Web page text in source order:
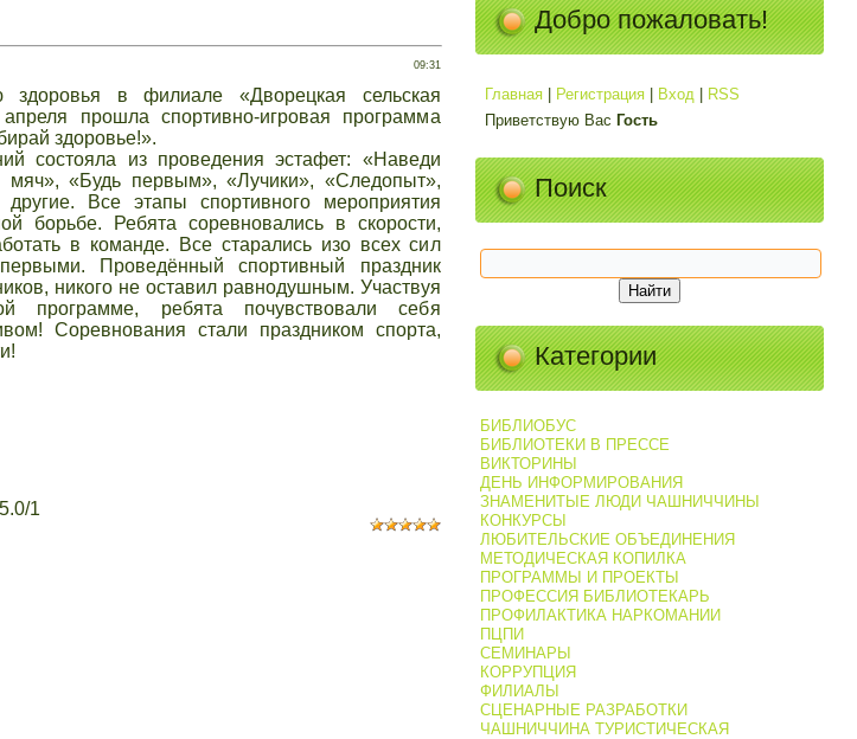
09:31
в филиале «Дворецкая сельская
апреля прошла спортивно-игровая программа
здоровье!».
состояла из проведения эстафет: «Наведи
мяч», «Будь первым», «Лучики», «Следопыт»,
другие. Все этапы спортивного мероприятия
борьбе. Ребята соревновались в скорости,
в команде. Все старались изо всех сил
Проведённый спортивный праздник
никого не оставил равнодушным. Участвуя
программе, ребята почувствовали себя
Соревнования стали праздником спорта,
5.0/1
Добро пожаловать!
Главная| Регистрация| Вход|
RSS
Приветствую Вас Гость
Поиск
Категории
БИБЛИОБУС
БИБЛИОТЕКИ В ПРЕССЕ
ВИКТОРИНЫ
ДЕНЬ ИНФОРМИРОВАНИЯ
ЗНАМЕНИТЫЕ ЛЮДИ ЧАШНИЧЧИНЫ
КОНКУРСЫ
ЛЮБИТЕЛЬСКИЕ ОБЪЕДИНЕНИЯ
МЕТОДИЧЕСКАЯ КОПИЛКА
ПРОГРАММЫ И ПРОЕКТЫ
ПРОФЕССИЯ БИБЛИОТЕКАРЬ
ПРОФИЛАКТИКА НАРКОМАНИИ
ПЦПИ
СЕМИНАРЫ
КОРРУПЦИЯ
ФИЛИАЛЫ
СЦЕНАРНЫЕ РАЗРАБОТКИ
ЧАШНИЧЧИНА ТУРИСТИЧЕСКАЯ